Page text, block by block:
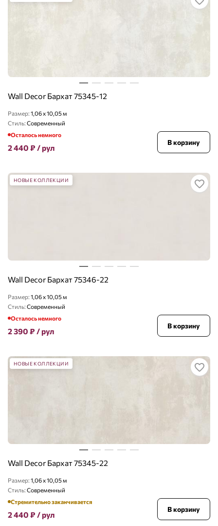
Wall Decor Бархат 75345-12
Размер: 1,06 x 10,05 м
Стиль: Современный
Осталось немного
2 440 ₽ / рул
В корзину
НОВЫЕ КОЛЛЕКЦИИ
Wall Decor Бархат 75346-22
Размер: 1,06 x 10,05 м
Стиль: Современный
Осталось немного
2 390 ₽ / рул
В корзину
НОВЫЕ КОЛЛЕКЦИИ
Wall Decor Бархат 75345-22
Размер: 1,06 x 10,05 м
Стиль: Современный
Стремительно заканчивается
2 440 ₽ / рул
В корзину